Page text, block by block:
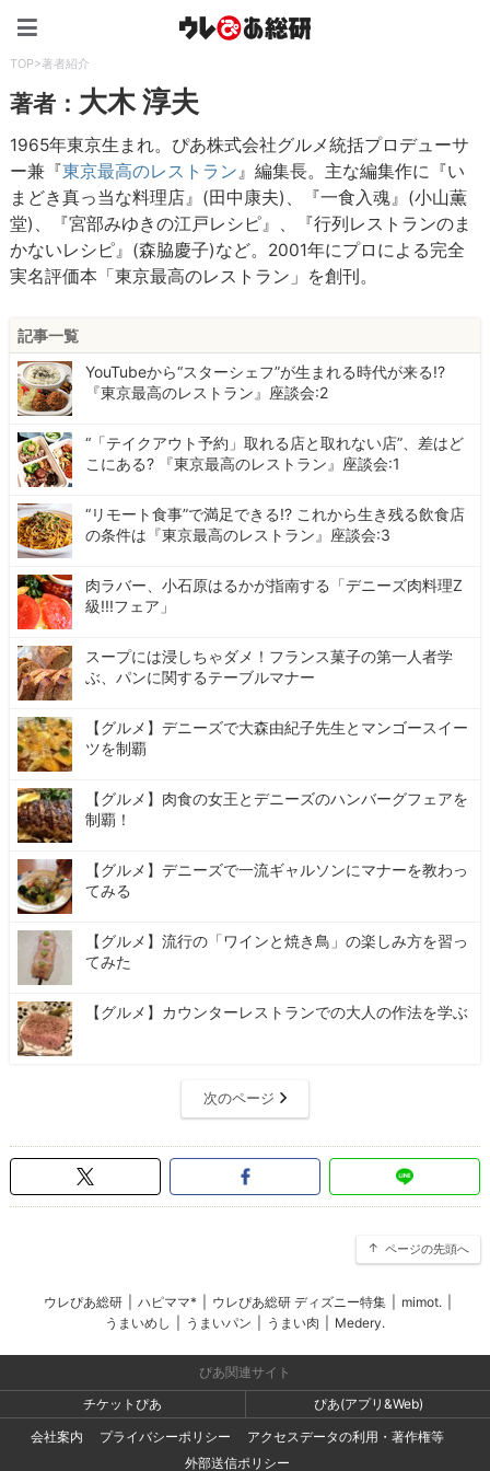
TOP>著者紹介
著者： 大木 淳夫
1965年東京生まれ。ぴあ株式会社グルメ統括プロデューサ
ー兼『東京最高のレストラン』編集長。主な編集作に『い
まどき真っ当な料理店』(田中康夫)、『一食入魂』(小山薫
堂)、『宮部みゆきの江戸レシピ』、『行列レストランのま
かないレシピ』(森脇慶子)など。2001年にプロによる完全
実名評価本「東京最高のレストラン」を創刊。
記事一覧
YouTubeから“スターシェフ”が生まれる時代が来る!?
『東京最高のレストラン』座談会:2
“「テイクアウト予約」取れる店と取れない店”、差はど
こにある? 『東京最高のレストラン』座談会:1
“リモート食事”で満足できる!? これから生き残る飲食店
の条件は『東京最高のレストラン』座談会:3
肉ラバー、小石原はるかが指南する「デニーズ肉料理Z
級!!!フェア」
スープには浸しちゃダメ！フランス菓子の第一人者学
ぶ、パンに関するテーブルマナー
【グルメ】デニーズで大森由紀子先生とマンゴースイー
ツを制覇
【グルメ】肉食の女王とデニーズのハンバーグフェアを
制覇！
【グルメ】デニーズで一流ギャルソンにマナーを教わっ
てみる
【グルメ】流行の「ワインと焼き鳥」の楽しみ方を習っ
てみた
【グルメ】カウンターレストランでの大人の作法を学ぶ
次のページ
ページの先頭へ
ウレぴあ総研 ハピママ* ウレぴあ総研 ディズニー特集 mimot.
うまいめし
うまいパン うまい肉 Medery.
ぴあ関連サイト
チケットぴあ
ぴあ(アプリ&Web)
会社案内
プライバシーポリシー
アクセスデータの利用・著作権等
外部送信ポリシー